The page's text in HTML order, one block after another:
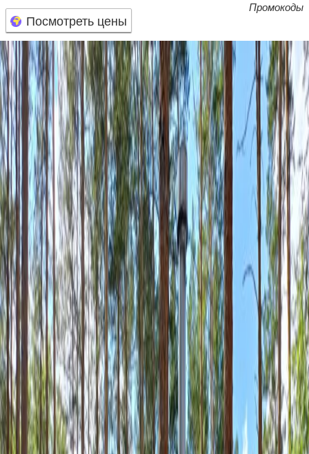
Посмотреть цены
Промокоды